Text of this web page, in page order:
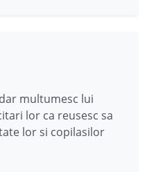
multumesc lui
lor ca reusesc sa
lor si copilasilor